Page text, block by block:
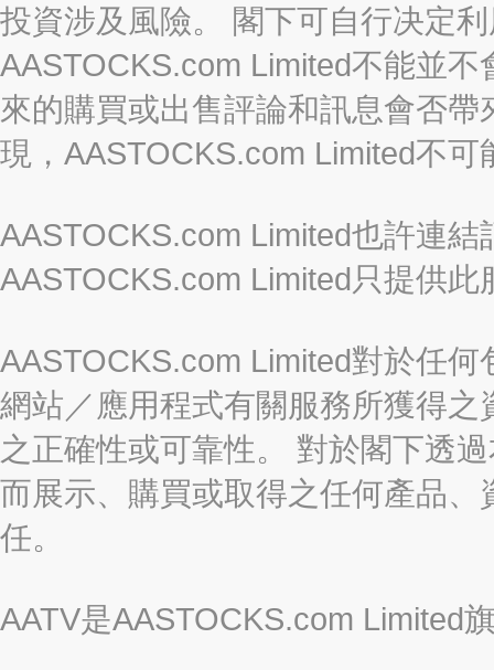
投資涉及風險。 閣下可自行决定
AASTOCKS.com Limited不能並
來的購買或出售評論和訊息會否
現，AASTOCKS.com Limited不
AASTOCKS.com Limited也許連
AASTOCKS.com Limited只提供
AASTOCKS.com Limited對於任
網站／應用程式有關服務所獲得
之正確性或可靠性。 對於閣下透
而展示、購買或取得之任何產品
任。
AATV是AASTOCKS.com Limited